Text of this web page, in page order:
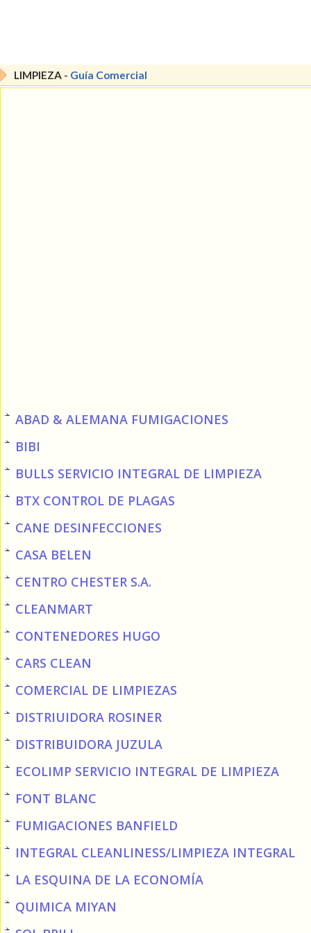
LIMPIEZA - Guía Comercial
ABAD & ALEMANA FUMIGACIONES
BIBI
BULLS SERVICIO INTEGRAL DE LIMPIEZA
BTX CONTROL DE PLAGAS
CANE DESINFECCIONES
CASA BELEN
CENTRO CHESTER S.A.
CLEANMART
CONTENEDORES HUGO
CARS CLEAN
COMERCIAL DE LIMPIEZAS
DISTRIUIDORA ROSINER
DISTRIBUIDORA JUZULA
ECOLIMP SERVICIO INTEGRAL DE LIMPIEZA
FONT BLANC
FUMIGACIONES BANFIELD
INTEGRAL CLEANLINESS/LIMPIEZA INTEGRAL
LA ESQUINA DE LA ECONOMÍA
QUIMICA MIYAN